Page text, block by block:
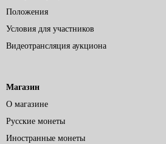
Положения
Условия для участников
Видеотрансляция аукциона
Магазин
О магазине
Русские монеты
Иностранные монеты